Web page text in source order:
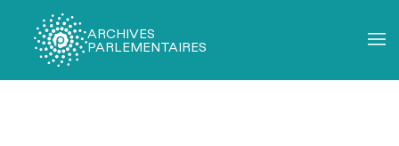
ARCHIVES
PARLEMENTAIRES